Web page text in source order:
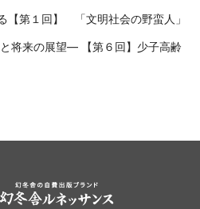
【第１回】 「文明社会の野蛮人」
将来の展望― 【第６回】少子高齢